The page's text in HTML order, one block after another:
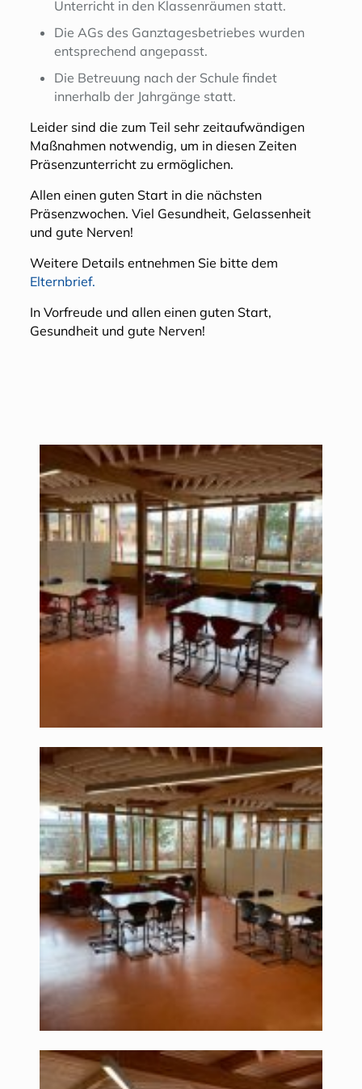
Unterricht in den Klassenräumen statt.
Die AGs des Ganztagesbetriebes wurden
entsprechend angepasst.
Die Betreuung nach der Schule findet
innerhalb der Jahrgänge statt.
Leider sind die zum Teil sehr zeitaufwändigen
Maßnahmen notwendig, um in diesen Zeiten
Präsenzunterricht zu ermöglichen.
Allen einen guten Start in die nächsten
Präsenzwochen. Viel Gesundheit, Gelassenheit
und gute Nerven!
Weitere Details entnehmen Sie bitte dem
Elternbrief.
In Vorfreude und allen einen guten Start,
Gesundheit und gute Nerven!